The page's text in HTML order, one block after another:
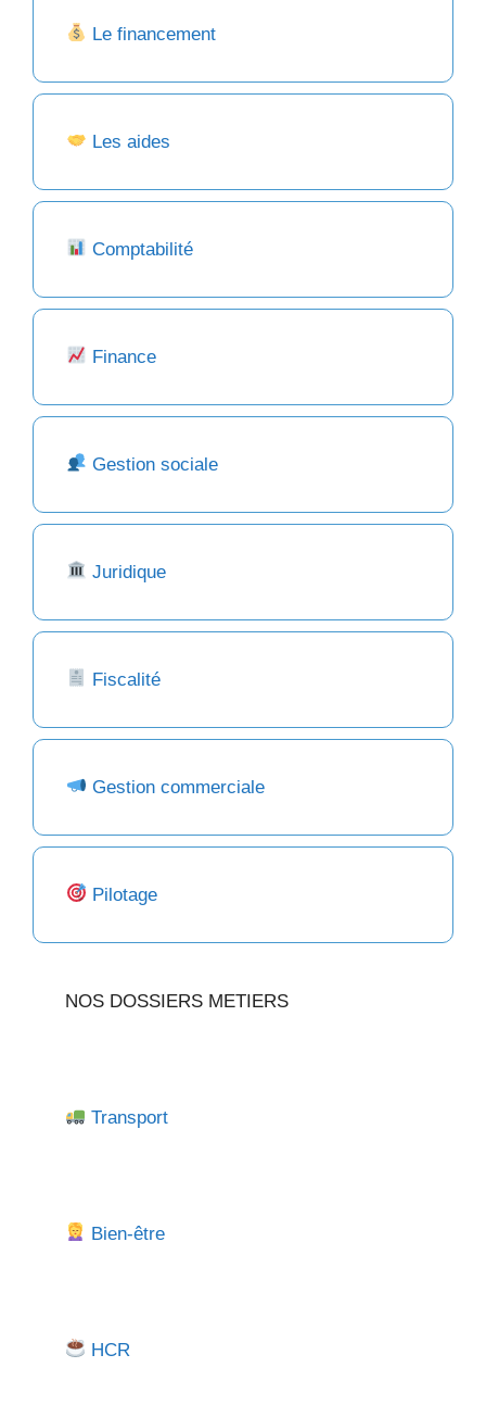
Le financement
Les aides
Comptabilité
Finance
Gestion sociale
Juridique
Fiscalité
Gestion commerciale
Pilotage
NOS DOSSIERS METIERS
Transport
Bien-être
HCR